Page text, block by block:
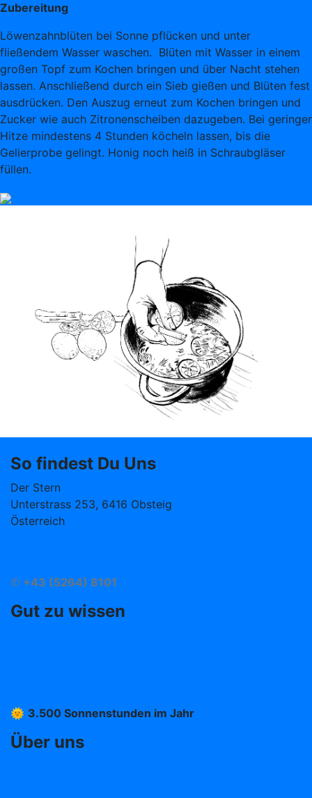
Zubereitung
Löwenzahnblüten bei Sonne pflücken und unter
fließendem Wasser waschen. Blüten mit Wasser in einem
großen Topf zum Kochen bringen und über Nacht stehen
lassen. Anschließend durch ein Sieb gießen und Blüten fest
ausdrücken. Den Auszug erneut zum Kochen bringen und
Zucker wie auch Zitronenscheiben dazugeben. Bei geringer
Hitze mindestens 4 Stunden köcheln lassen, bis die
Gelierprobe gelingt. Honig noch heiß in Schraubgläser
füllen.
So findest Du Uns
Der Stern
Unterstrass 253, 6416 Obsteig
Österreich
✆ +43 (5264) 8101
Gut zu wissen
🌞 3.500 Sonnenstunden im Jahr
Über uns